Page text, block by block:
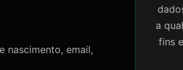
nascimento, email,
a
fins